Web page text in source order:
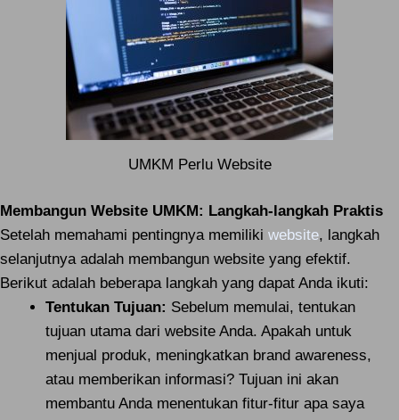
UMKM Perlu Website
Membangun Website UMKM: Langkah-langkah Praktis
Setelah memahami pentingnya memiliki website, langkah
selanjutnya adalah membangun website yang efektif.
Berikut adalah beberapa langkah yang dapat Anda ikuti:
Tentukan Tujuan: Sebelum memulai, tentukan
tujuan utama dari website Anda. Apakah untuk
menjual produk, meningkatkan brand awareness,
atau memberikan informasi? Tujuan ini akan
membantu Anda menentukan fitur-fitur apa saya